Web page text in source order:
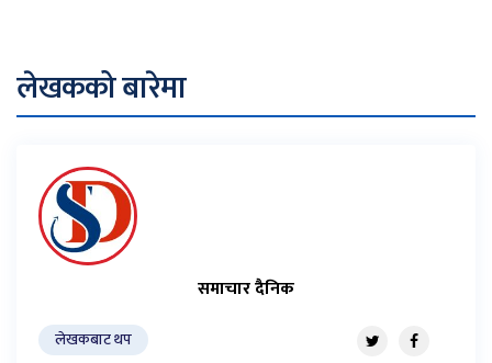
लेखकको बारेमा
समाचार दैनिक
लेखकबाट थप